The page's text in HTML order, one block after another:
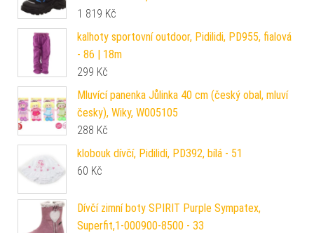
1 819 Kč
kalhoty sportovní outdoor, Pidilidi, PD955, fialová
- 86 | 18m
299 Kč
Mluvící panenka Jůlinka 40 cm (český obal, mluví
česky), Wiky, W005105
288 Kč
klobouk dívčí, Pidilidi, PD392, bílá - 51
60 Kč
Dívčí zimní boty SPIRIT Purple Sympatex,
Superfit,1-000900-8500 - 33